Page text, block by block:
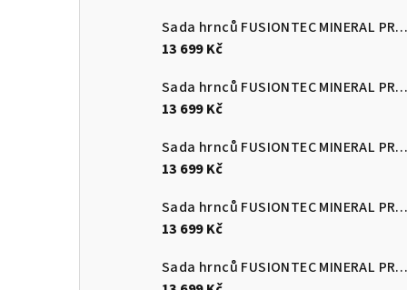
Sada hrnců FUSIONTEC MINERAL PRO 4 ks, červená - WMF
13 699 Kč
Sada hrnců FUSIONTEC MINERAL PRO 4 ks, Quartz růžová - WMF
13 699 Kč
Sada hrnců FUSIONTEC MINERAL PRO 4 ks, edice Tim Raue modrá - WMF
13 699 Kč
Sada hrnců FUSIONTEC MINERAL PRO 4 ks, mango žlutá - WMF
13 699 Kč
Sada hrnců FUSIONTEC MINERAL PRO 4 ks, papája oranžová - WMF